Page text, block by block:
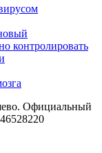
контролировать
Официальный